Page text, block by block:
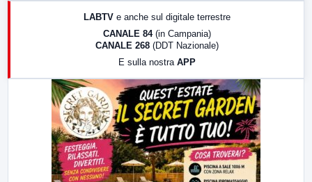
LabNews (replica)
LABTV e anche sul digitale terrestre
CANALE 84 (in Campania)
CANALE 268 (DDT Nazionale)
E sulla nostra APP